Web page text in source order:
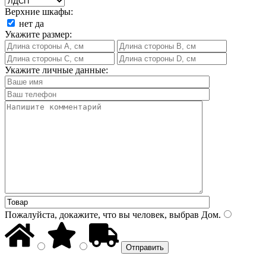
Верхние шкафы:
нет да
Укажите размер:
Укажите личные данные:
Пожалуйста, докажите, что вы человек, выбрав Дом.